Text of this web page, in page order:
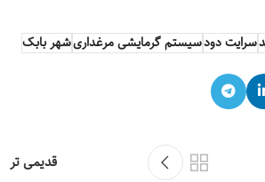
سرایت دودسیستم گرمایشی مرغداریشهر بابک
قدیمی تر